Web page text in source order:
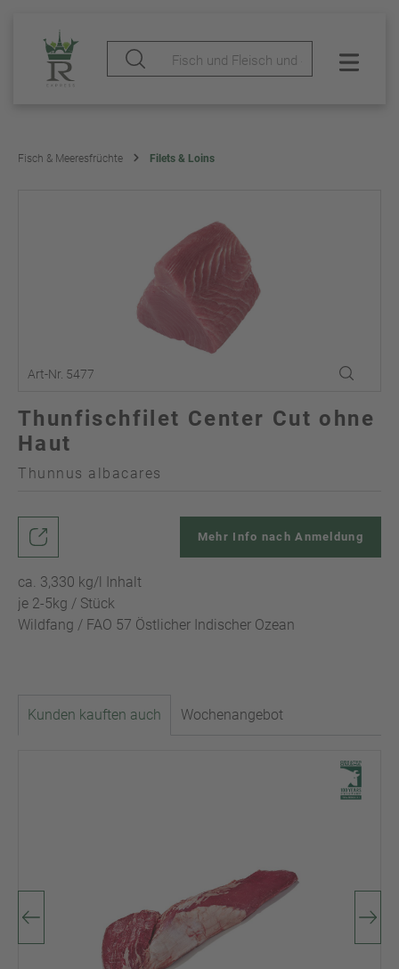
Fisch & Meeresfrüchte Filets & Loins
Art-Nr. 5477
Thunfischfilet Center Cut ohne
Haut
Thunnus albacares
ca. 3,330 kg/l Inhalt
je 2-5kg / Stück
Wildfang / FAO 57 Östlicher Indischer Ozean
Mehr Info nach Anmeldung
Kunden kauften auch Wochenangebot